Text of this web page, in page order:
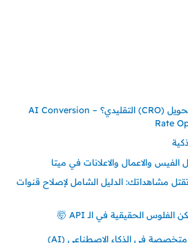
لماذا يفشل تحسين معدل التحويل (CRO) التقليدي؟ – AI Conversion
Rate
والاعمال والاعلانات في ميتا
مشاهداتك: الدليل الشامل لإصلاح قنوات
🎓 تدريب عملي واستشارات متخصصة في الذكاء الاصطناعي (AI)